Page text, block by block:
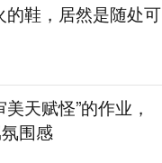
鞋，居然是随处可
天赋怪”的作业，
围感